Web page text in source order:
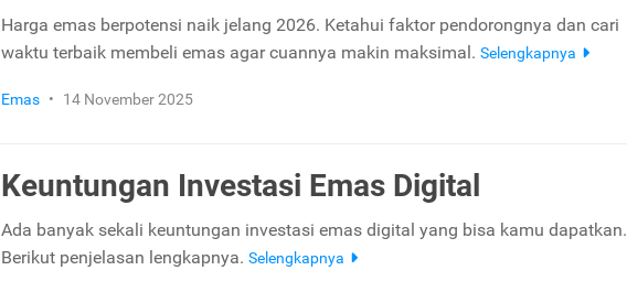
Harga emas berpotensi naik jelang 2026. Ketahui faktor pendorongnya dan cari
waktu terbaik membeli emas agar cuannya makin maksimal. Selengkapnya
Emas • 14 November 2025
Keuntungan Investasi Emas Digital
Ada banyak sekali keuntungan investasi emas digital yang bisa kamu dapatkan.
Berikut penjelasan lengkapnya. Selengkapnya